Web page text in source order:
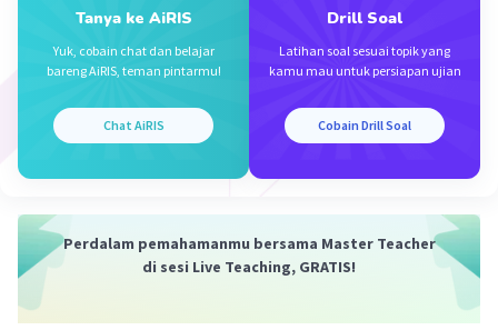
= -5 + 45
= 40
Jadi, perbedaan ketinggian antara benda B dan C
adalah 40 m
Tanya ke AiRIS
Yuk, cobain chat dan belajar
bareng AiRIS, teman pintarmu!
Chat AiRIS
Drill Soal
Latihan soal sesuai topik yang
kamu mau untuk persiapan ujian
Cobain Drill Soal
Perdalam pemahamanmu bersama Master Teacher
di sesi Live Teaching, GRATIS!